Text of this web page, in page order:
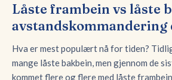
Låste frambein vs låste
avstandskommandering
Hva er mest populært nå for tiden?
mange låste bakbein, men gjennom de
kommet flere og flere med låste